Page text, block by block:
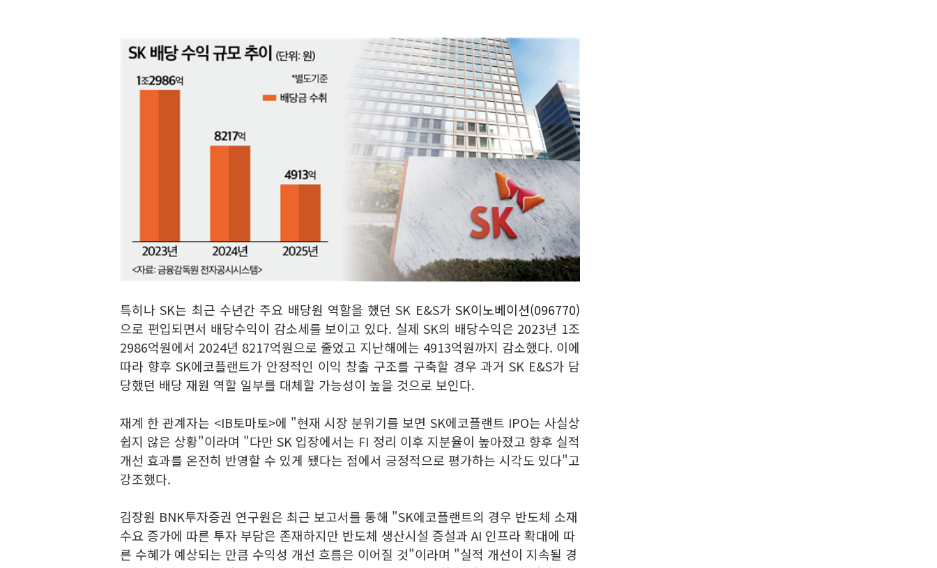
특히나 SK는 최근 수년간 주요 배당원 역할을 했던 SK E&S가 SK이노베이션(096770)
으로 편입되면서 배당수익이 감소세를 보이고 있다. 실제 SK의 배당수익은 2023년 1조
2986억원에서 2024년 8217억원으로 줄었고 지난해에는 4913억원까지 감소했다. 이에
따라 향후 SK에코플랜트가 안정적인 이익 창출 구조를 구축할 경우 과거 SK E&S가 담
당했던 배당 재원 역할 일부를 대체할 가능성이 높을 것으로 보인다.
재계 한 관계자는 <IB토마토>에 "현재 시장 분위기를 보면 SK에코플랜트 IPO는 사실상
쉽지 않은 상황"이라며 "다만 SK 입장에서는 FI 정리 이후 지분율이 높아졌고 향후 실적
개선 효과를 온전히 반영할 수 있게 됐다는 점에서 긍정적으로 평가하는 시각도 있다"고
강조했다.
김장원 BNK투자증권 연구원은 최근 보고서를 통해 "SK에코플랜트의 경우 반도체 소재
수요 증가에 따른 투자 부담은 존재하지만 반도체 생산시설 증설과 AI 인프라 확대에 따
른 수혜가 예상되는 만큼 수익성 개선 흐름은 이어질 것"이라며 "실적 개선이 지속될 경